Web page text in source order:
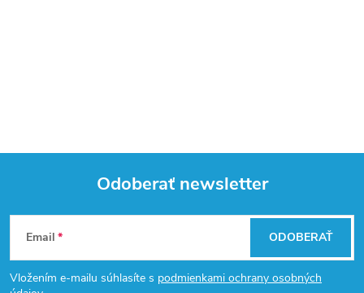
Z
á
Odoberať newsletter
Email
Vložením e-mailu súhlasíte s podmienkami ochrany osobných
ODOBERAŤ